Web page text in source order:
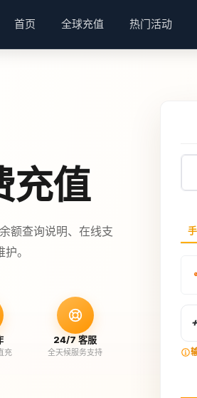
首页 全球充值 热门活动
充值
额查询说明、在线支
。
充
24/7 客服
全天候服务支持